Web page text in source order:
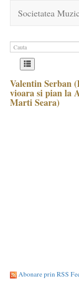
Societatea
Valentin Serban
vioara si pian la
Marti Seara)
Abonare prin RSS